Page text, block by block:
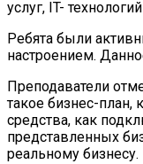
услуг, IT-
Ребята были
настроением.
Преподаватели
такое бизнес-план,
средства, как
представленных
реальному бизнесу.